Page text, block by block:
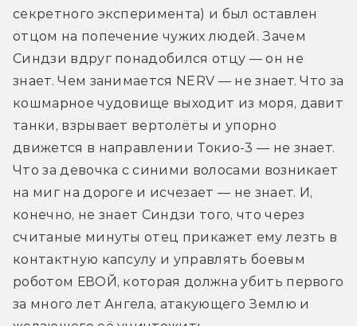
секретного эксперимента) и был оставлен
отцом на попечение чужих людей. Зачем
Синдзи вдруг понадобился отцу — он не
знает. Чем занимается NERV — не знает. Что за
кошмарное чудовище выходит из моря, давит
танки, взрывает вертолёты и упорно
движется в направлении Токио-3 — не знает.
Что за девочка с синими волосами возникает
на миг на дороге и исчезает — не знает. И,
конечно, не знает Синдзи того, что через
считаные минуты отец прикажет ему лезть в
контактную капсулу и управлять боевым
роботом ЕВОЙ, которая должна убить первого
за много лет Ангела, атакующего Землю и